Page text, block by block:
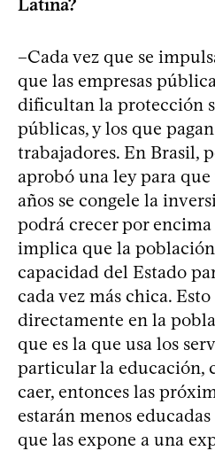
–Cada vez que se
que las empresas
dificultan la protección
públicas, y los que
trabajadores. En Brasil,
aprobó una ley para
años se congele la
podrá crecer por
implica que la
capacidad del Estado
cada vez más chica.
directamente en la
que es la que usa los
particular la educación,
caer, entonces las
estarán menos
que las expone a una